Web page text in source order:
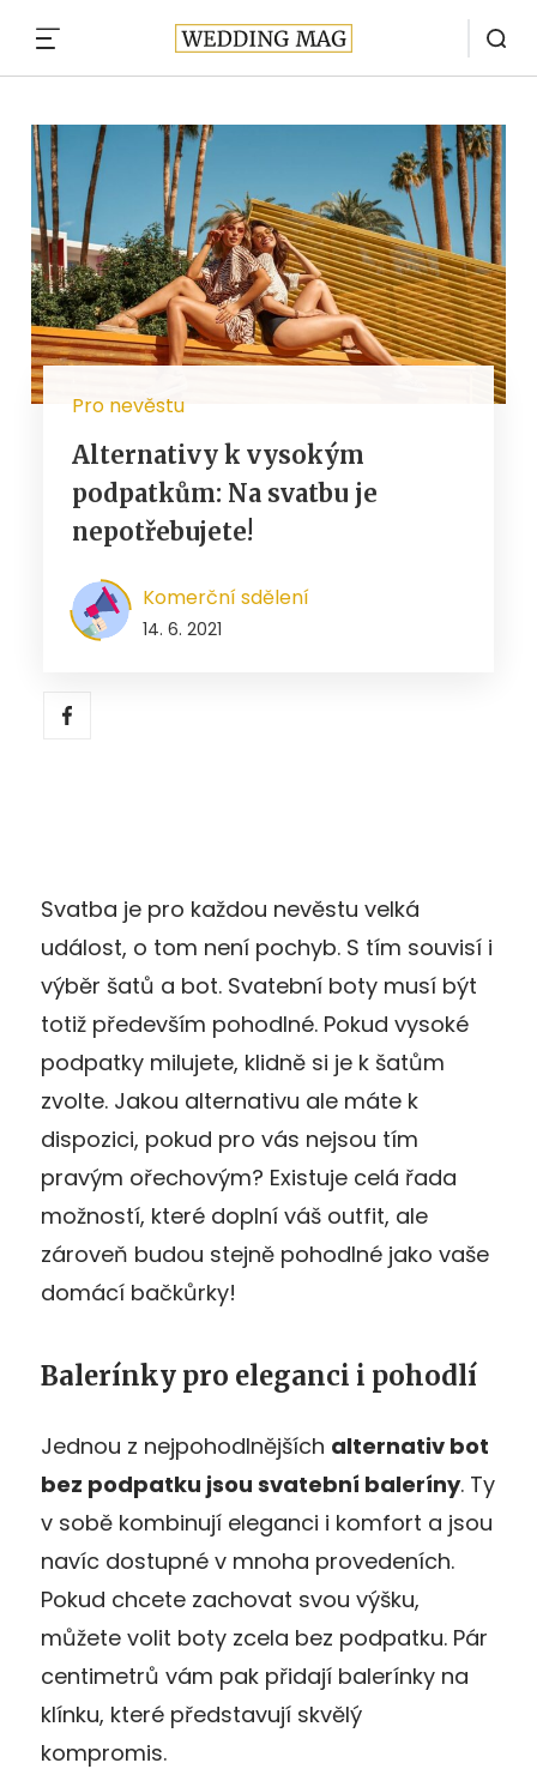
Pro nevěstu
Alternativy k vysokým
podpatkům: Na svatbu je
nepotřebujete!
Komerční sdělení
14. 6. 2021
Svatba je pro každou nevěstu velká
událost, o tom není pochyb. S tím souvisí i
výběr šatů a bot. Svatební boty musí být
totiž především pohodlné. Pokud vysoké
podpatky milujete, klidně si je k šatům
zvolte. Jakou alternativu ale máte k
dispozici, pokud pro vás nejsou tím
pravým ořechovým? Existuje celá řada
možností, které doplní váš outfit, ale
zároveň budou stejně pohodlné jako vaše
domácí bačkůrky!
Balerínky pro eleganci i pohodlí
Jednou z nejpohodlnějších alternativ bot
bez podpatku jsou svatební baleríny. Ty
v sobě kombinují eleganci i komfort a jsou
navíc dostupné v mnoha provedeních.
Pokud chcete zachovat svou výšku,
můžete volit boty zcela bez podpatku. Pár
centimetrů vám pak přidají balerínky na
klínku, které představují skvělý
kompromis.